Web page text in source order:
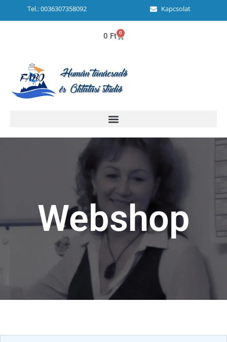
Tel.: 0036307358092 Kapcsolat
0 Ft 0
Webshop